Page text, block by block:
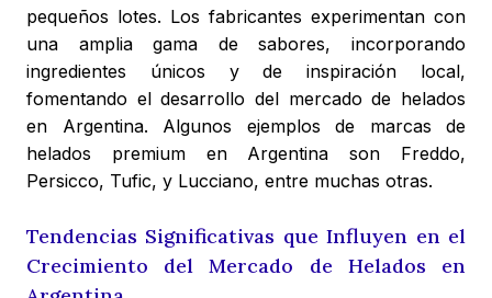
pequeños lotes. Los fabricantes experimentan con
una amplia gama de sabores, incorporando
ingredientes únicos y de inspiración local,
fomentando el desarrollo del mercado de helados
en Argentina. Algunos ejemplos de marcas de
helados premium en Argentina son Freddo,
Persicco, Tufic, y Lucciano, entre muchas otras.
Tendencias Significativas que Influyen en el
Crecimiento del Mercado de Helados en